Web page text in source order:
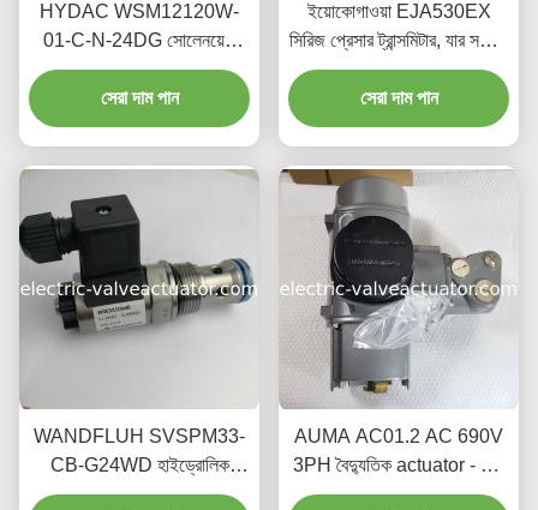
HYDAC WSM12120W-
01-C-N-24DG সোলেনয়েড
ডিরেকশনাল ভালভ ৩৫0 বার ওয়ার্কিং
প্রেসার ২৪V DC পাওয়ার সাপ্লাই
এবং ২০ L/min সর্বোচ্চ ফ্লো রেট
সেরা দাম পান
ইয়োকোগাওয়া EJA530EX
সিরিজ প্রেসার ট্রান্সমিটার, যার সর্বোচ্চ
কার্যকরী চাপ 4 MPa, 4~20mA
আউটপুট সংকেত, এবং 10.5~30
VDC পাওয়ার সাপ্লাই
সেরা দাম পান
WANDFLUH SVSPM33-
CB-G24WD হাইড্রোলিক
সোলেনয়েড ভালভ কোর – টেকসই
AUMA AC01.2 AC 690V
3PH বৈদ্যুতিক actuator - উচ্চ
দক্ষতা তিন ফেজ বৈদ্যুতিক ড্রাইভ